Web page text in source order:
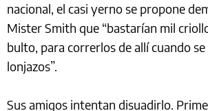
nacional, el casi yerno se propone
Mister Smith que “bastarían mil
bulto, para correrlos de allí cuando
lonjazos”.
Sus amigos intentan disuadirlo.